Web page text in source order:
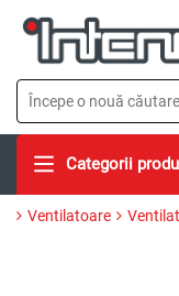
Categorii
Ventilatoare